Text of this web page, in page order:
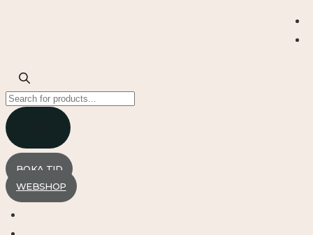
Products
search
BOKA TID
WEBSHOP